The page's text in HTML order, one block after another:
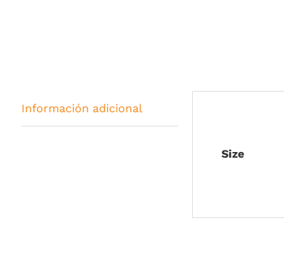
Información adicional
Size